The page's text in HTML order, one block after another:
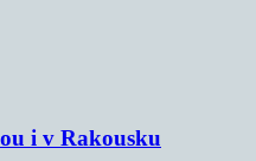
i v Rakousku